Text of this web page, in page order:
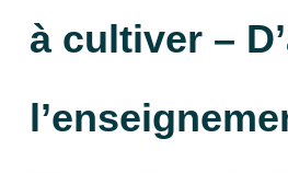
à cultiver –